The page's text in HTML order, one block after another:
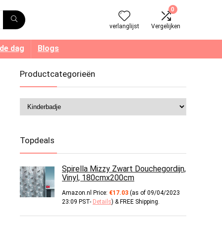
verlanglijst
0
Vergelijken
dag Blogs
Productcategorieën
Topdeals
Spirella Mizzy Zwart Douchegordijn,
Vinyl, 180cmx200cm
Amazon.nl Price: €17.03 (as of 09/04/2023
23:09 PST- Details) & FREE Shipping.